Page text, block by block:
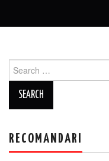
for:
RECOMANDARI